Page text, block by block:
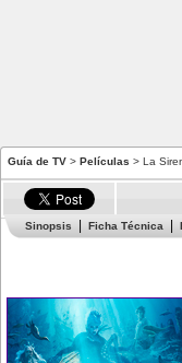
Guía de TV > Películas > La
Sinopsis Ficha Técnica